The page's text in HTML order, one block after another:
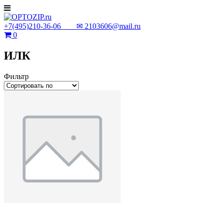
+7(495)210-36-06 ✉ 2103606@mail.ru
0
ИЛК
Фильтр